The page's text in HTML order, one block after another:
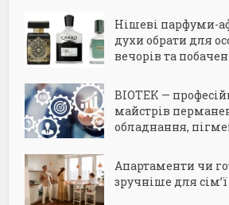
Нішеві парфуми-
духи обрати для
вечорів та
BIOTEK —
майстрів
обладнання,
Апартаменти чи
зручніше для сім’ї